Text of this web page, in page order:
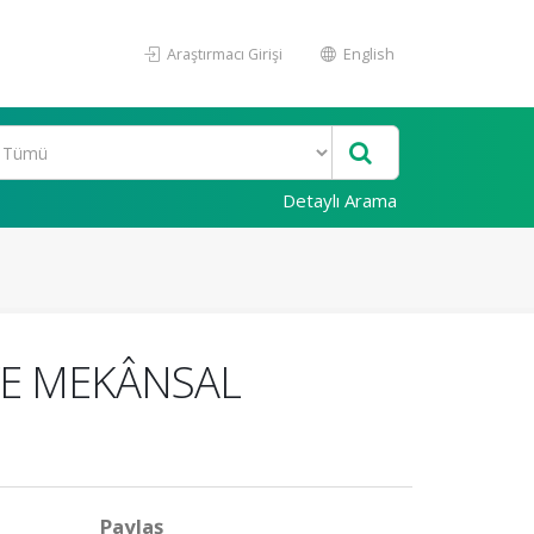
Araştırmacı Girişi English
Detaylı Arama
MEKÂNSAL
Paylaş